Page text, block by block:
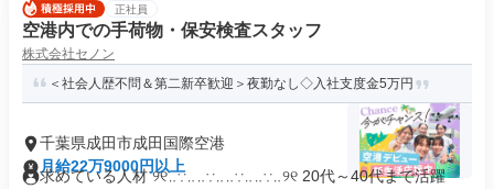
正社員
空港内での手荷物・保安検査スタッフ
株式会社セノン
＜社会人歴不問＆第二新卒歓迎＞夜勤なし◇入社支度金5万円
千葉県成田市成田国際空港
月給22万9000円以上
求めている人材 ୨୧‥∵‥‥∵‥‥∵‥‥∵‥୨୧ 20代～40代まで活躍